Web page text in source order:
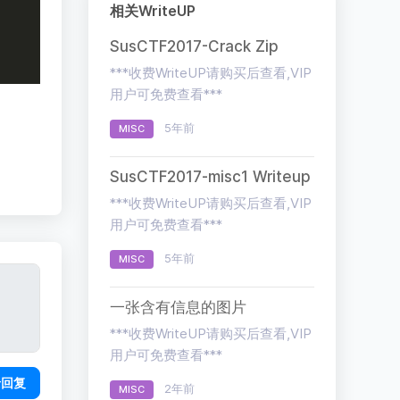
复
相关WriteUP
SusCTF2017-Crack Zip
***收费WriteUP请购买后查看,VIP
用户可免费查看***
MISC 5年前
SusCTF2017-misc1 Writeup
***收费WriteUP请购买后查看,VIP
用户可免费查看***
MISC 5年前
一张含有信息的图片
***收费WriteUP请购买后查看,VIP
用户可免费查看***
MISC 2年前